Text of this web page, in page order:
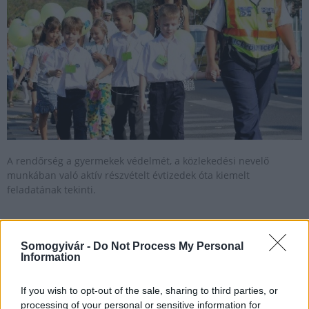
Somogyivár - Do Not Process My Personal
Information
If you wish to opt-out of the sale, sharing to third parties, or
processing of your personal or sensitive information for
A rendőrség a gyermekek védelmét, a közlekedési nevelő
munkában való aktív részvételt évtizedek óta kiemelt
feladatának tekinti.
Kaposváron is közlekedésbiztonsági
ajándékcsomagot kapnak a nagycsoportos óvodások
Helyi hírek